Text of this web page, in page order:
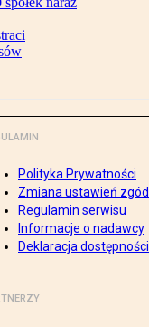
Polityka Prywatności
Zmiana ustawień zgód
Regulamin serwisu
Informacje o nadawcy
Deklaracja dostępności